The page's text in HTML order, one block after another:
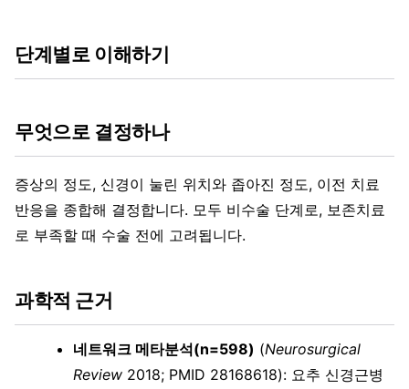
단계별로 이해하기
무엇으로 결정하나
증상의 정도, 신경이 눌린 위치와 좁아진 정도, 이전 치료
반응을 종합해 결정합니다. 모두 비수술 단계로, 보존치료
로 부족할 때 수술 전에 고려됩니다.
과학적 근거
네트워크 메타분석(n=598) (Neurosurgical
Review 2018; PMID 28168618): 요추 신경근병